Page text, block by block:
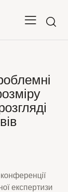
експертизи